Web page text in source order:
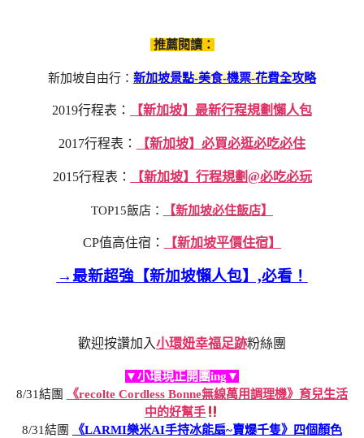
推薦閱讀：
新加坡自由行： 新加坡景點-美食-機票-花費全攻略
2019行程表： 【新加坡】最新行程規劃懶人包
2017行程表： 【新加坡】必買必逛必吃必住
2015行程表： 【新加坡】行程規劃@必吃必玩
TOP15飯店： 【新加坡必住飯店】
CP值高住宿： 【新加坡平價住宿】
→最新超強【新加坡懶人包】,必看！
歡迎按讚加入小環妞幸福足跡粉絲團
▼小環現正開團ing▼
8/31結團
《recolte Cordless Bonne無線萬用調理機》育兒生活
中的好幫手
8/31結團
《LARMI樂米AI手持冰能扇~賣爆千隻》四個顏色